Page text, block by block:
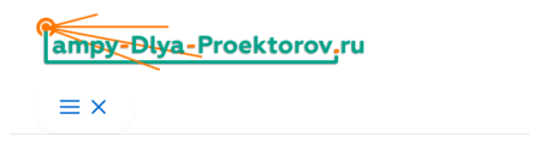
Main
Menu